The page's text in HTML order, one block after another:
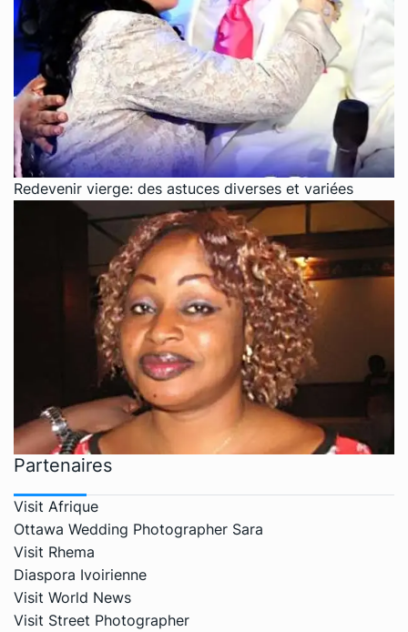
Redevenir vierge: des astuces diverses et variées
Partenaires
Visit Afrique
Ottawa Wedding Photographer Sara
Visit Rhema
Diaspora Ivoirienne
Visit World News
Visit Street Photographer